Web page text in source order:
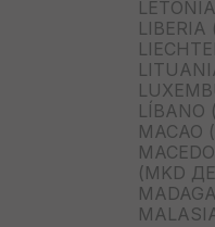
LIBERIA
MACAO
(MKD